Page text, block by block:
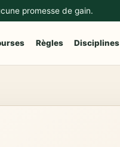
promesse de gain.
Règles Disciplines